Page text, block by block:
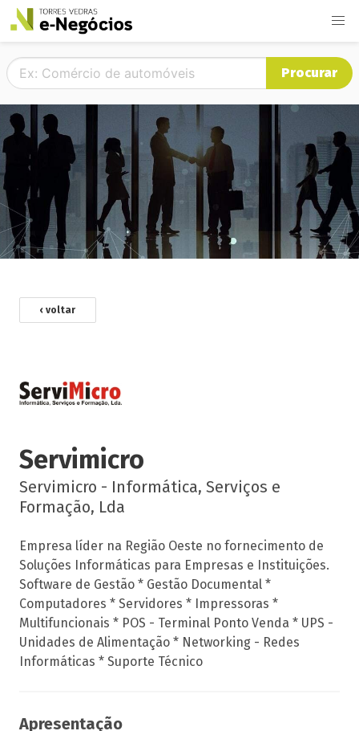
Procurar
‹ voltar
Servimicro
Servimicro - Informática, Serviços e
Formação, Lda
Empresa líder na Região Oeste no fornecimento de
Soluções Informáticas para Empresas e Instituições.
Software de Gestão * Gestão Documental *
Computadores * Servidores * Impressoras *
Multifuncionais * POS - Terminal Ponto Venda * UPS -
Unidades de Alimentação * Networking - Redes
Informáticas * Suporte Técnico
Apresentação